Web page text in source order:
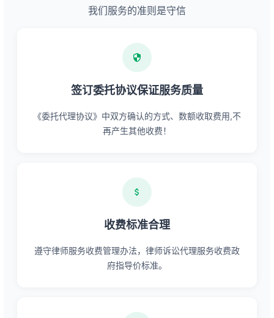
我们服务的准则是守信
签订委托协议保证服务质量
《委托代理协议》中双方确认的方式、数额收取费用,不
再产生其他收费！
收费标准合理
遵守律师服务收费管理办法，律师诉讼代理服务收费政
府指导价标准。